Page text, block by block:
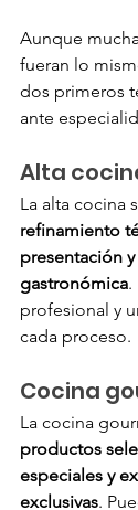
Aunque
fueran lo
dos primeros
ante
Alta
La alta cocina
refinamiento
presentación
gastronómica.
profesional y
cada proceso.
Cocina
La cocina
productos
especiales y
exclusivas.